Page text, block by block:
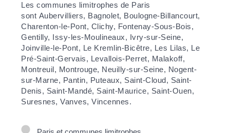
Les communes limitrophes de Paris
sont Aubervilliers, Bagnolet, Boulogne-Billancourt,
Charenton-le-Pont, Clichy, Fontenay-Sous-Bois,
Gentilly, Issy-les-Moulineaux, Ivry-sur-Seine,
Joinville-le-Pont, Le Kremlin-Bicêtre, Les Lilas, Le
Pré-Saint-Gervais, Levallois-Perret, Malakoff,
Montreuil, Montrouge, Neuilly-sur-Seine, Nogent-
sur-Marne, Pantin, Puteaux, Saint-Cloud, Saint-
Denis, Saint-Mandé, Saint-Maurice, Saint-Ouen,
Suresnes, Vanves, Vincennes.